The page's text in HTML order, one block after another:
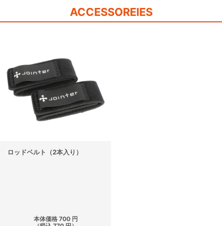
ACCESSOREIES
ロッドベルト（2本入り）
本体価格 700 円